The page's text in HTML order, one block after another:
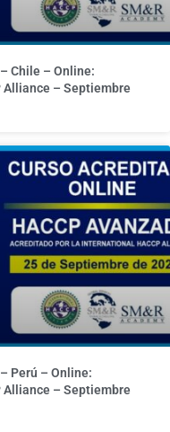
Chile – Online:
Alliance – Septiembre
Perú – Online:
Alliance – Septiembre